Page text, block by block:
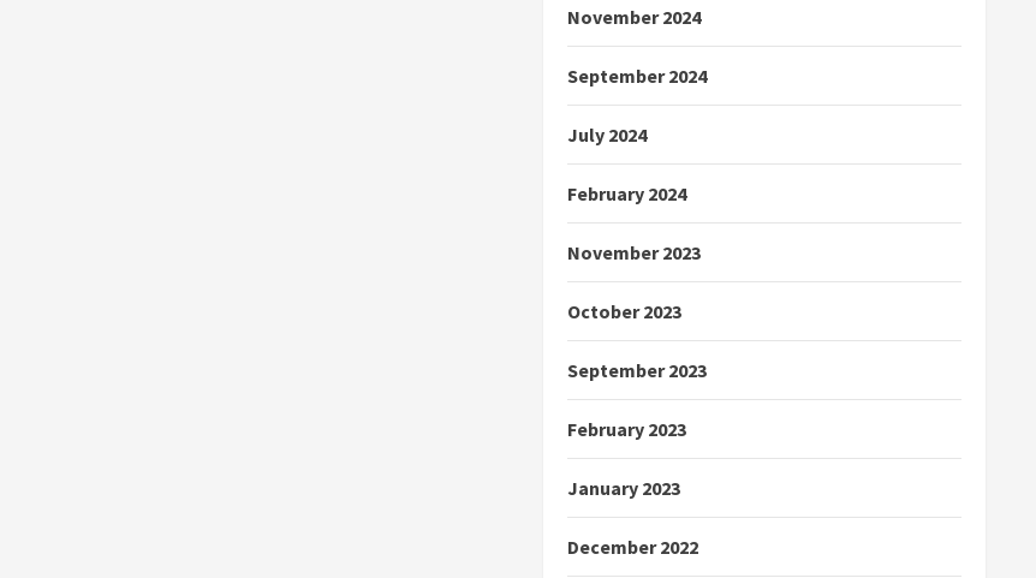
November 2024
September 2024
July 2024
February 2024
November 2023
October 2023
September 2023
February 2023
January 2023
December 2022